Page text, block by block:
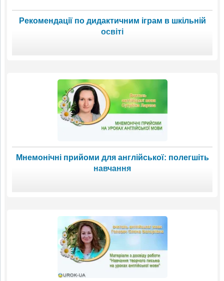
Рекомендації по дидактичним іграм в шкільній
освіті
Мнемонічні прийоми для англійської: полегшіть
навчання